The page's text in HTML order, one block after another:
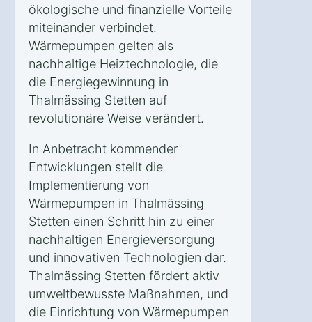
ökologische und finanzielle Vorteile
miteinander verbindet.
Wärmepumpen gelten als
nachhaltige Heiztechnologie, die
die Energiegewinnung in
Thalmässing Stetten auf
revolutionäre Weise verändert.
In Anbetracht kommender
Entwicklungen stellt die
Implementierung von
Wärmepumpen in Thalmässing
Stetten einen Schritt hin zu einer
nachhaltigen Energieversorgung
und innovativen Technologien dar.
Thalmässing Stetten fördert aktiv
umweltbewusste Maßnahmen, und
die Einrichtung von Wärmepumpen